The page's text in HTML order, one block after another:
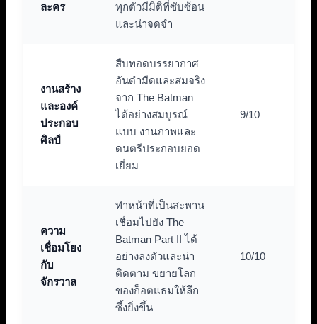
ละคร
ทุกตัวมีมิติที่ซับซ้อน
และน่าจดจำ
งานสร้าง
และองค์
ประกอบ
ศิลป์
สืบทอดบรรยากาศ
อันดำมืดและสมจริง
จาก The Batman
ได้อย่างสมบูรณ์
แบบ งานภาพและ
ดนตรีประกอบยอด
เยี่ยม
9/10
ความ
เชื่อมโยง
กับ
จักรวาล
ทำหน้าที่เป็นสะพาน
เชื่อมไปยัง The
Batman Part II ได้
อย่างลงตัวและน่า
ติดตาม ขยายโลก
ของก็อตแธมให้ลึก
ซึ้งยิ่งขึ้น
10/10